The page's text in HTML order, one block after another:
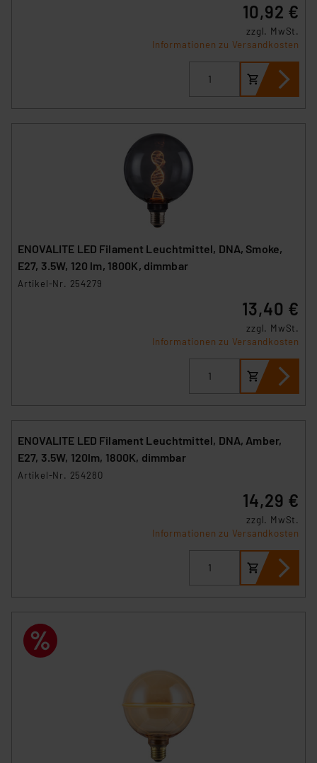
10,92 €
zzgl. MwSt.
Informationen zu Versandkosten
ENOVALITE LED Filament Leuchtmittel, DNA, Smoke,
E27, 3.5W, 120 lm, 1800K, dimmbar
Artikel-Nr. 254279
13,40 €
zzgl. MwSt.
Informationen zu Versandkosten
ENOVALITE LED Filament Leuchtmittel, DNA, Amber,
E27, 3.5W, 120lm, 1800K, dimmbar
Artikel-Nr. 254280
14,29 €
zzgl. MwSt.
Informationen zu Versandkosten